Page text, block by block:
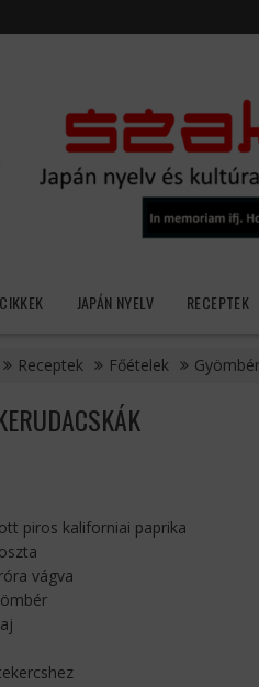
CIKKEK JAPÁN NYELV RECEPTEK
Receptek Főételek
piros kaliforniai paprika
vágva